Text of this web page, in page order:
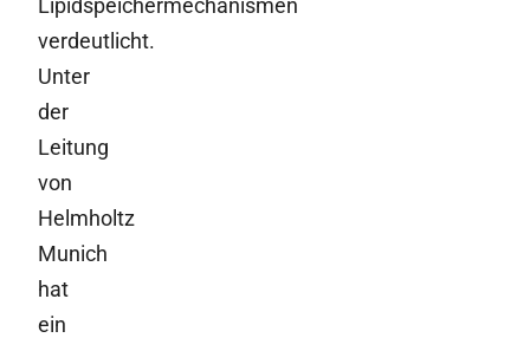
verdeutlicht.
Unter
der
Leitung
von
Helmholtz
Munich
hat
ein